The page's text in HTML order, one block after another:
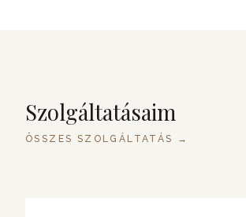
Szolgáltatásaim
ÖSSZES SZOLGÁLTATÁS →